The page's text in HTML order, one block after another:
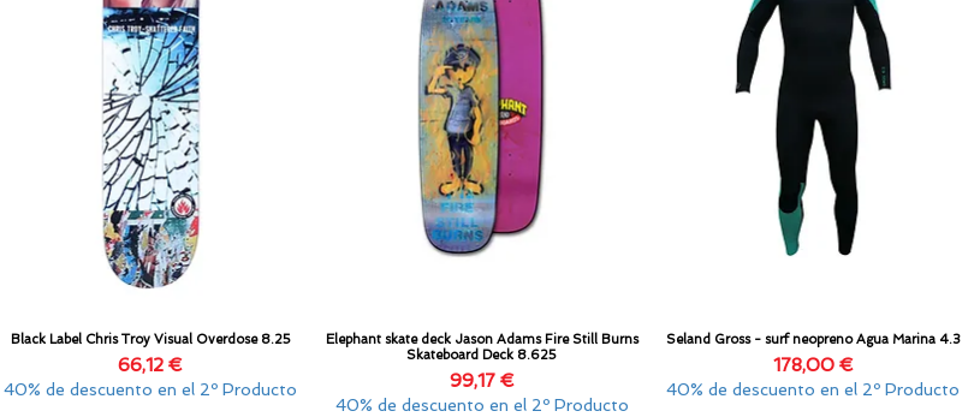
Vista rápida
Black Label Chris Troy Visual Overdose 8.25
Precio
66,12 €
40% de descuento en el 2º Producto
Vista rápida
Elephant skate deck Jason Adams Fire Still Burns
Skateboard Deck 8.625
Precio
99,17 €
40% de descuento en el 2º Producto
Vista rápida
Seland Gross - surf neopreno Agua Marina 4.3
Precio
178,00 €
40% de descuento en el 2º Producto